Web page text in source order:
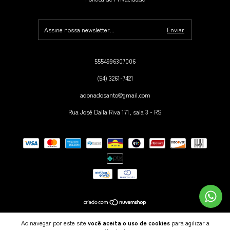
Ao navegar por este site você aceita o uso de cookiespara agilizar a
5554996307006
(54) 3261-7421
adonadosanto@gmail.com
Rua José Dalla Riva 171, sala 3 - RS